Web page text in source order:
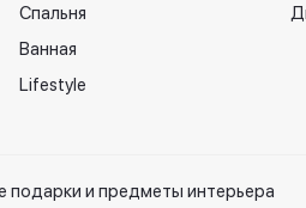
Спальня
Ванная
Lifestyle
и предметы интерьера